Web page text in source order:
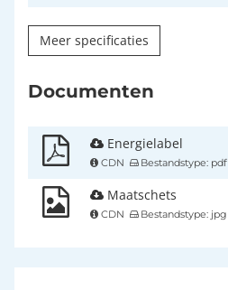
Meer specificaties
Documenten
Energielabel
CDN Bestandstype: pdf
Maatschets
CDN Bestandstype: jpg